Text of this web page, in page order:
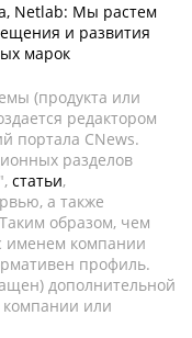
Netlab: Мы растем
и развития
марок
(продукта или
редактором
портала CNews.
разделов
статьи,
а также
образом, чем
именем компании
профиль.
дополнительной
или